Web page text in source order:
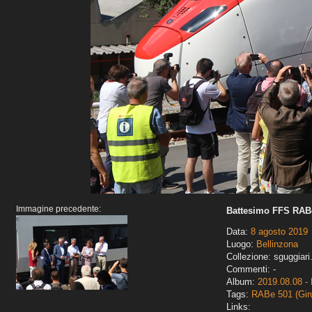
Immagine precedente:
Battesimo FFS
Data: 8 agosto 2019
Luogo: Bellinzona
Collezione:
Commenti: -
Album: 2019.08.08 -
Tags: RABe 501
Links: